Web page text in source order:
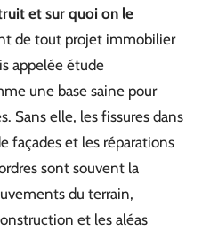
et sur quoi on le
de tout projet immobilier
appelée étude
une base saine pour
Sans elle, les fissures dans
façades et les réparations
sont souvent la
du terrain,
et les aléas